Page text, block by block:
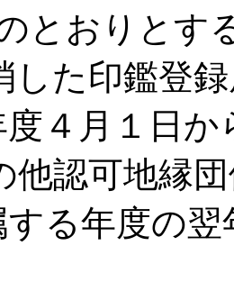
とおりとす
た印鑑登
度４月１日か
認可地縁
る年度の